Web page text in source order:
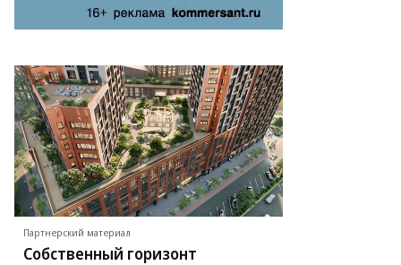
Партнерский материал
Собственный горизонт